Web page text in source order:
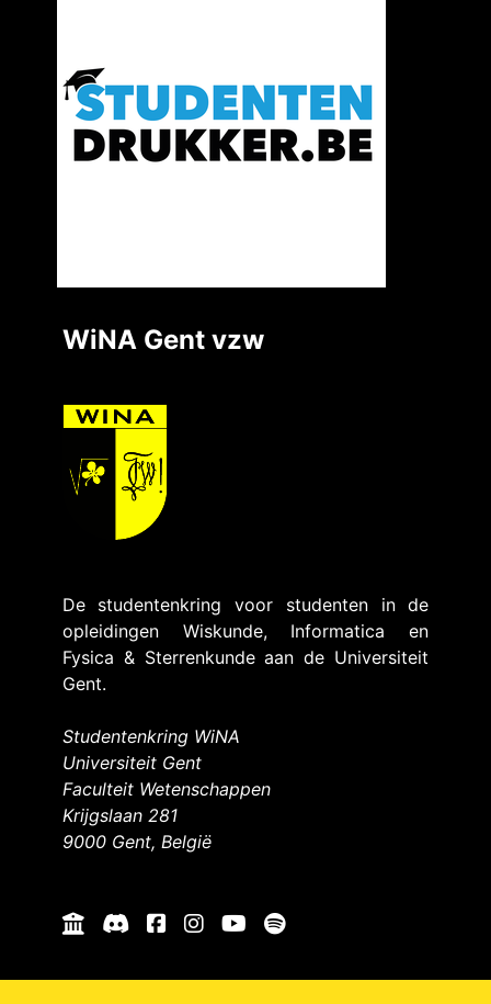
WiNA Gent vzw
De studentenkring voor studenten in de
opleidingen Wiskunde, Informatica en
Fysica & Sterrenkunde aan de Universiteit
Gent.
Studentenkring WiNA
Universiteit Gent
Faculteit Wetenschappen
Krijgslaan 281
9000 Gent, België